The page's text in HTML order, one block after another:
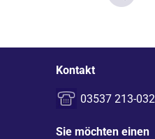
Kontakt
03537 213-032
Sie möchten einen